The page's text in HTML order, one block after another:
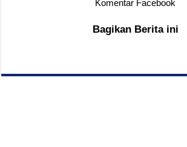
Komentar Facebook
Bagikan Berita ini